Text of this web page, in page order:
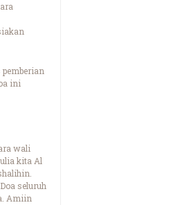
ini
wali
kita Al
seluruh
Amiin